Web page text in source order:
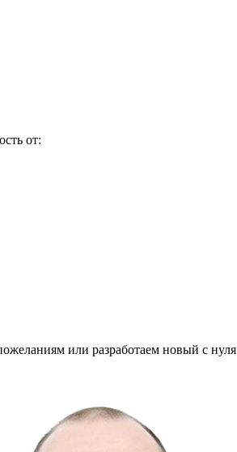
от:
или разработаем новый с нуля